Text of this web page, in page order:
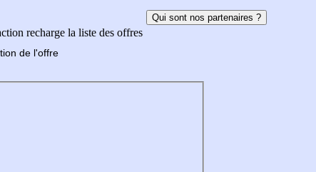
recharge la liste des offres
Qui sont nos partenaires ?
de l'offre